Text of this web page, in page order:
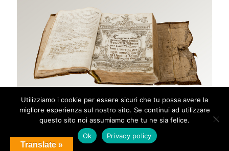
Translate »
Utilizziamo i cookie per essere sicuri che tu possa avere la
migliore esperienza sul nostro sito. Se continui ad utilizzare
questo sito noi assumiamo che tu ne sia felice.
Ok
Privacy policy